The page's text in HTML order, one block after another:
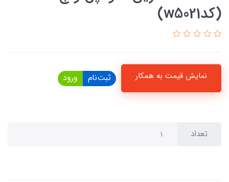
(کدw5021)
نمایش قیمت به همکار ثبت‌نام ورود
تعداد